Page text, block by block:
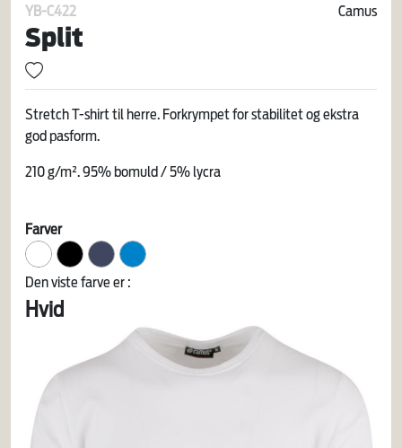
YB-C422 Camus
Split
Stretch T-shirt til herre. Forkrympet for stabilitet og ekstra
god pasform.
210 g/m². 95% bomuld / 5% lycra
Farver
Den viste farve er :
Hvid